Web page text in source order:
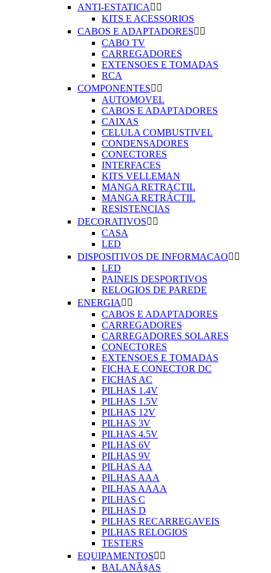
ANTI-ESTATICA  
KITS E ACESSORIOS
CABOS E ADAPTADORES 
CABO TV
CARREGADORES
EXTENSOES E TOMADAS
RCA
COMPONENTES 
AUTOMOVEL
CABOS E ADAPTADORES
CAIXAS
CELULA COMBUSTIVEL
CONDENSADORES
CONECTORES
INTERFACES
KITS VELLEMAN
MANGA RETRACTIL
MANGA RETRÁCTIL
RESISTENCIAS
DECORATIVOS 
CASA
LED
DISPOSITIVOS DE INFORMACAO 
LED
PAINEIS DESPORTIVOS
RELOGIOS DE PAREDE
ENERGIA  
CABOS E ADAPTADORES
CARREGADORES
CARREGADORES SOLARES
CONECTORES
EXTENSOES E TOMADAS
FICHA E CONECTOR DC
FICHAS AC
PILHAS 1.4V
PILHAS 1.5V
PILHAS 12V
PILHAS 3V
PILHAS 4.5V
PILHAS 6V
PILHAS 9V
PILHAS AA
PILHAS AAA
PILHAS AAAA
PILHAS C
PILHAS D
PILHAS RECARREGAVEIS
PILHAS RELOGIOS
TESTERS
EQUIPAMENTOS 
BALANÃ§AS